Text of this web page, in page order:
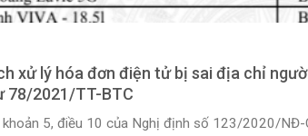
xử lý hóa đơn điện tử bị sai địa chỉ
78/2021/TT-BTC
5, điều 10 của Nghị định số 123/2020/